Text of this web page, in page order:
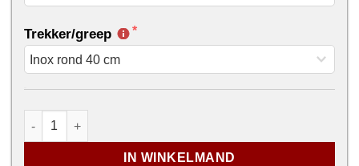
Trekker/greep
Vetro Slide - mat glas aantal
IN WINKELMAND